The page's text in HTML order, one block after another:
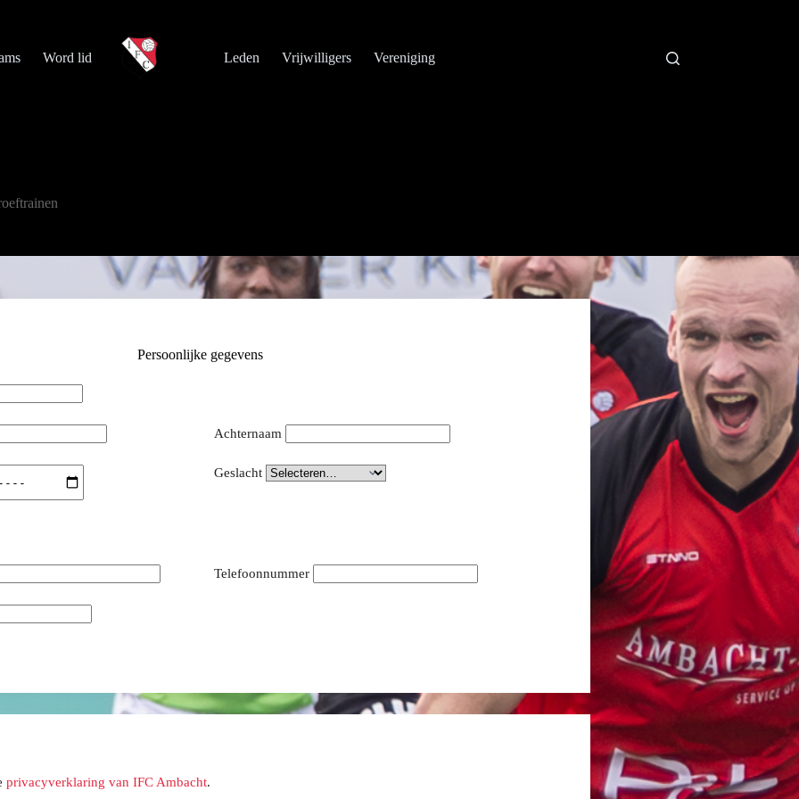
Word lid Leden Vrijwilligers Vereniging
Persoonlijke gegevens
Achternaam
Geslacht
Telefoonnummer
privacyverklaring van IFC Ambacht.